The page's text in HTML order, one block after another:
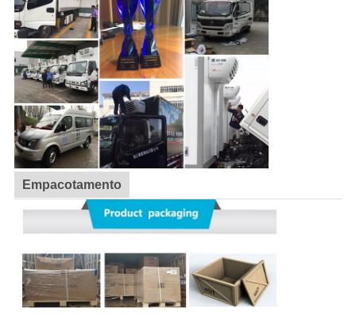
Empacotamento